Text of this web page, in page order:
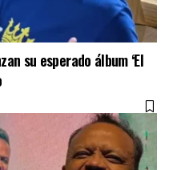
su esperado álbum ‘El